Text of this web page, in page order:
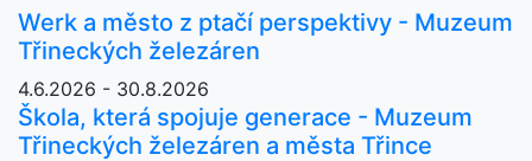
Werk a město z ptačí perspektivy - Muzeum
Třineckých železáren
4.6.2026 - 30.8.2026
Škola, která spojuje generace - Muzeum
Třineckých železáren a města Třince